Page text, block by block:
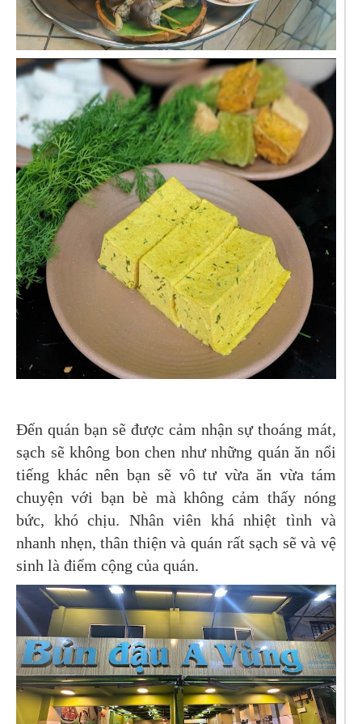
Đến quán bạn sẽ được cảm nhận sự thoáng mát,
sạch sẽ không bon chen như những quán ăn nổi
tiếng khác nên bạn sẽ vô tư vừa ăn vừa tám
chuyện với bạn bè mà không cảm thấy nóng
bức, khó chịu. Nhân viên khá nhiệt tình và
nhanh nhẹn, thân thiện và quán rất sạch sẽ và vệ
sinh là điểm cộng của quán.